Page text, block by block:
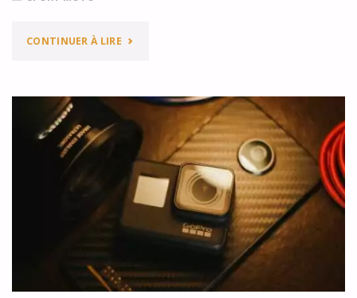
CONTINUER À LIRE"UNE
MOTEUR
ELLE
VRAIMENT
AVOIR
L’INFLUENCE